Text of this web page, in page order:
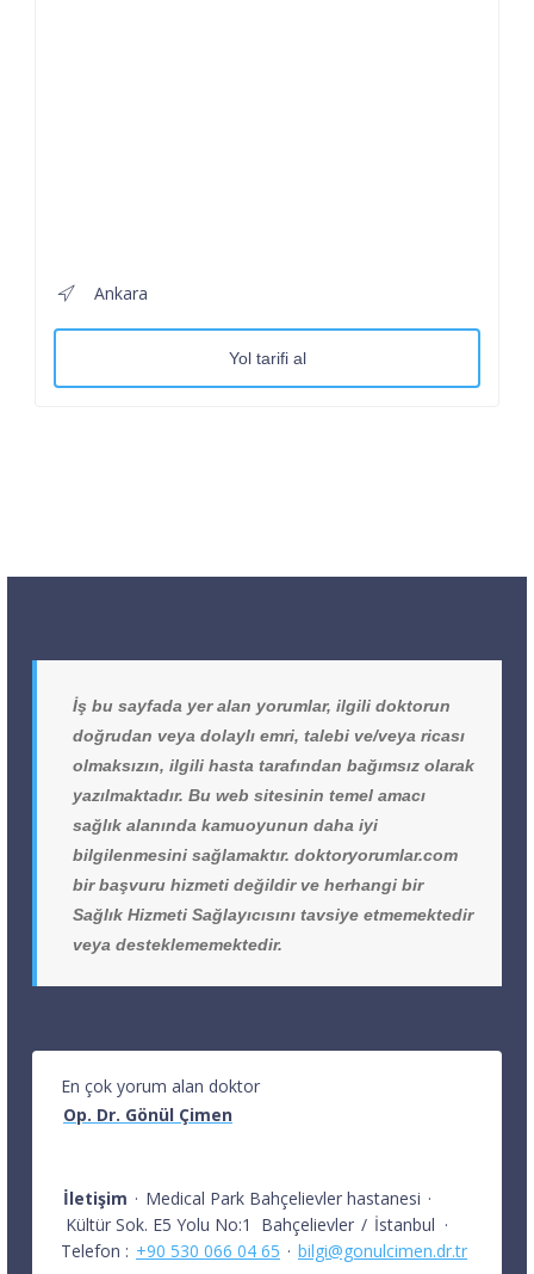
Ankara
Yol tarifi al
İş bu sayfada yer alan yorumlar, ilgili doktorun
doğrudan veya dolaylı emri, talebi ve/veya ricası
olmaksızın, ilgili hasta tarafından bağımsız olarak
yazılmaktadır. Bu web sitesinin temel amacı
sağlık alanında kamuoyunun daha iyi
bilgilenmesini sağlamaktır. doktoryorumlar.com
bir başvuru hizmeti değildir ve herhangi bir
Sağlık Hizmeti Sağlayıcısını tavsiye etmemektedir
veya desteklememektedir.
En çok yorum alan doktor
Op. Dr. Gönül Çimen
İletişim · Medical Park Bahçelievler hastanesi ·
Kültür Sok. E5 Yolu No:1
Bahçelievler / İstanbul ·
Telefon : +90 530 066 04 65 · bilgi@gonulcimen.dr.tr